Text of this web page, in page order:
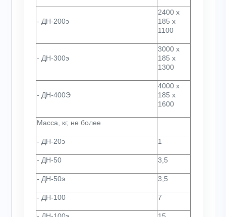
- ДН-200э
2400 х
185 х
1100
- ДН-300э
3000 х
185 х
1300
- ДН-400Э
4000 х
185 х
1600
Масса, кг, не более
- ДН-20э 1
- ДН-50 3,5
- ДН-50э 3,5
- ДН-100 7